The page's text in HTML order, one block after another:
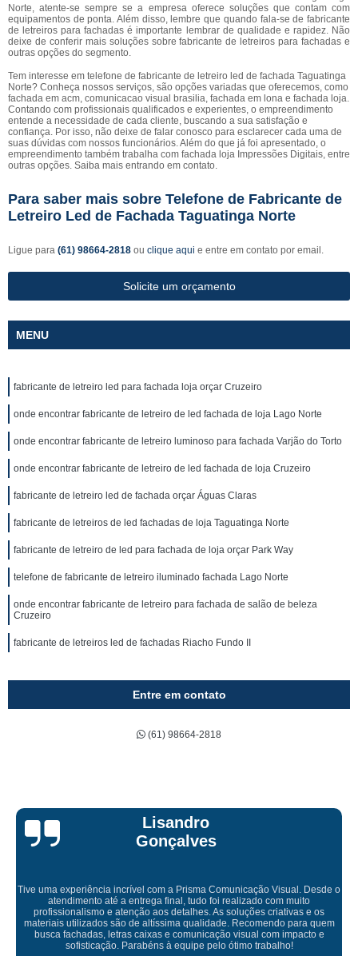
Norte, atente-se sempre se a empresa oferece soluções que contam com
equipamentos de ponta. Além disso, lembre que quando fala-se de fabricante
de letreiros para fachadas é importante lembrar de qualidade e rapidez. Não
deixe de conferir mais soluções sobre fabricante de letreiros para fachadas e
outras opções do segmento.
Tem interesse em telefone de fabricante de letreiro led de fachada Taguatinga
Norte? Conheça nossos serviços, são opções variadas que oferecemos, como
fachada em acm, comunicacao visual brasilia, fachada em lona e fachada loja.
Contando com profissionais qualificados e experientes, o empreendimento
entende a necessidade de cada cliente, buscando a sua satisfação e
confiança. Por isso, não deixe de falar conosco para esclarecer cada uma de
suas dúvidas com nossos funcionários. Além do que já foi apresentado, o
empreendimento também trabalha com fachada loja Impressões Digitais, entre
outras opções. Saiba mais entrando em contato.
Para saber mais sobre Telefone de Fabricante de
Letreiro Led de Fachada Taguatinga Norte
Ligue para (61) 98664-2818 ou clique aqui e entre em contato por email.
Solicite um orçamento
MENU
fabricante de letreiro led para fachada loja orçar Cruzeiro
onde encontrar fabricante de letreiro de led fachada de loja Lago Norte
onde encontrar fabricante de letreiro luminoso para fachada Varjão do Torto
onde encontrar fabricante de letreiro de led fachada de loja Cruzeiro
fabricante de letreiro led de fachada orçar Águas Claras
fabricante de letreiros de led fachadas de loja Taguatinga Norte
fabricante de letreiro de led para fachada de loja orçar Park Way
telefone de fabricante de letreiro iluminado fachada Lago Norte
onde encontrar fabricante de letreiro para fachada de salão de beleza
Cruzeiro
fabricante de letreiros led de fachadas Riacho Fundo II
Entre em contato
(61) 98664-2818
Bruna Eduarda
Empresa maravilhosa, entregue antes do prazo e a instalação da lona
ficou perfeita, indico de olhos fechados